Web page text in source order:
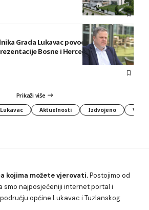
Grada Lukavac povodom osvajanja
Bosne i Hercegovine u
Prikaži više
Lukavac Aktuelnosti Izdvojeno
kojima možete vjerovati.Postojimo od
smo najposjećeniji internet portal i
općine Lukavac i Tuzlanskog